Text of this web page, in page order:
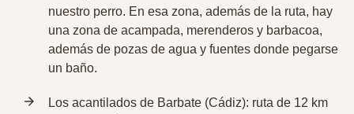
nuestro perro. En esa zona, además de la ruta, hay
una zona de acampada, merenderos y barbacoa,
además de pozas de agua y fuentes donde pegarse
un baño.
Los acantilados de Barbate (Cádiz): ruta de 12 km